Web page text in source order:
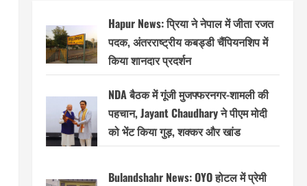
Hapur News: प्रिया ने नेपाल में जीता रजत
पदक, अंतरराष्ट्रीय कबड्डी चैंपियनशिप में
किया शानदार प्रदर्शन
NDA बैठक में गूंजी मुजफ्फरनगर-शामली की
पहचान, Jayant Chaudhary ने पीएम मोदी
को भेंट किया गुड़, शक्कर और खांड
Bulandshahr News: OYO होटल में प्रेमी